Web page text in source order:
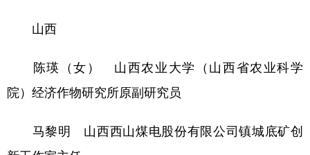
山西
陈瑛（女） 山西农业大学（山西省农业科学
院）经济作物研究所原副研究员
马黎明 山西西山煤电股份有限公司镇城底矿创